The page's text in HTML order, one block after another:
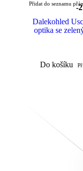
-
Přidat do seznamu
Dalekohled
optika se
Do košíku